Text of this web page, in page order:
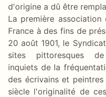
d'origine a dû être
La première
France à des fins de
20 août 1901, le
sites pittoresques de
inquiets de la
des écrivains et
siècle l'originalité de